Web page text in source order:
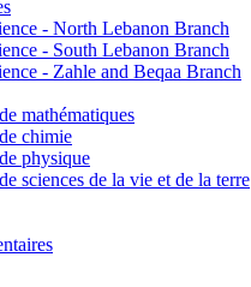
- North Lebanon Branch
- South Lebanon Branch
- Zahle and Beqaa Branch
mathématiques
chimie
physique
sciences de la vie et de la terre